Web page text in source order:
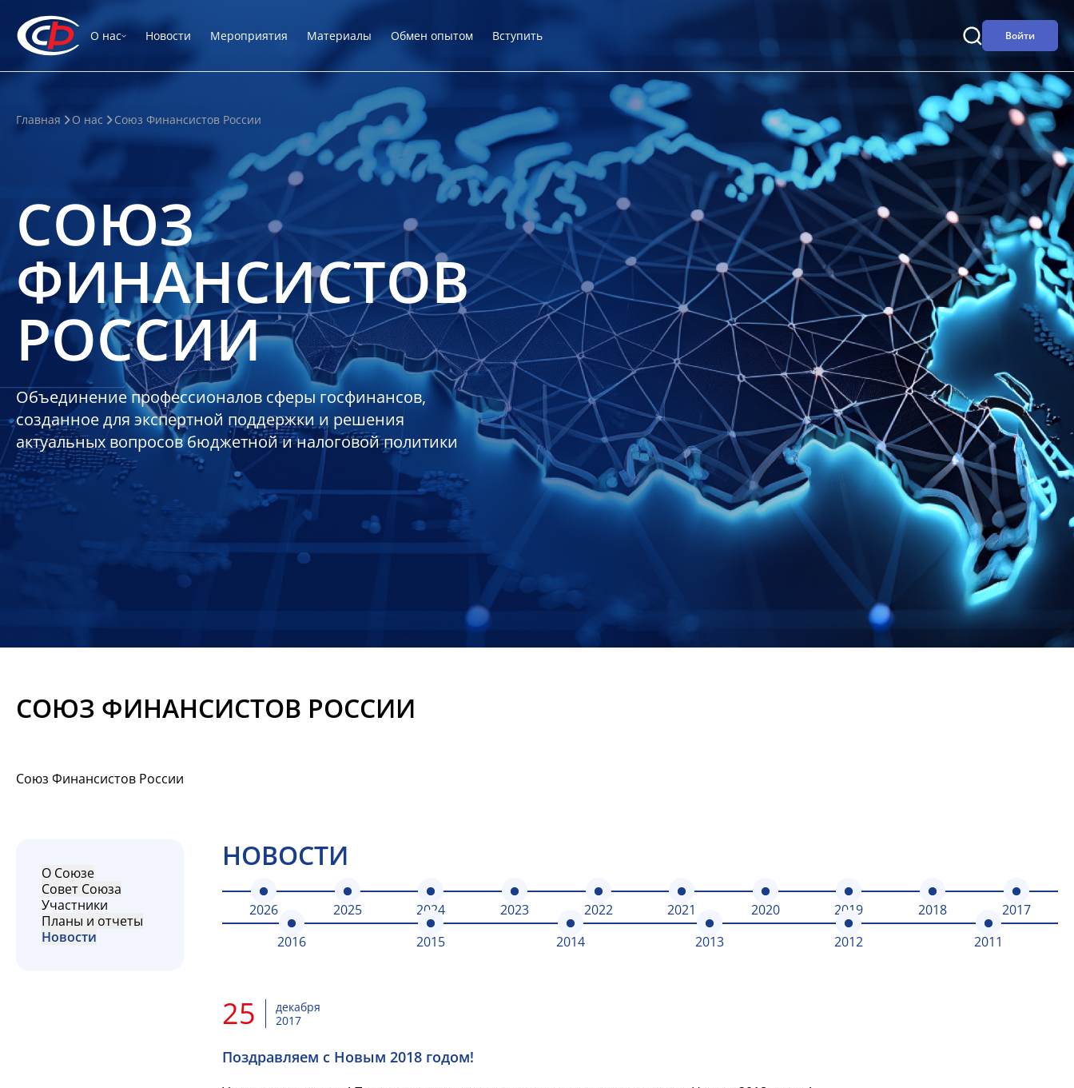
О нас Новости Мероприятия Материалы Обмен опытом Вступить Войти
Главная О нас Союз Финансистов России
СОЮЗ
ФИНАНСИСТОВ
РОССИИ
Объединение профессионалов сферы госфинансов,
созданное для экспертной поддержки и решения
актуальных вопросов бюджетной и налоговой политики
СОЮЗ ФИНАНСИСТОВ РОССИИ
Союз Финансистов России
О Союзе
Совет Союза
Участники
Планы и отчеты
Новости
НОВОСТИ
2026 2025 2024 2023 2022 2021 2020 2019 2018
2017
2016
2015 2014 2013 2012 2011
25
декабря
2017
Поздравляем с Новым 2018 годом!